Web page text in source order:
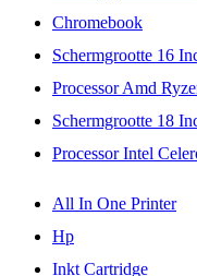
Chromebook
Schermgrootte 16
Processor Amd
Schermgrootte 18
Processor Intel
All In One Printer
Hp
Inkt Cartridge